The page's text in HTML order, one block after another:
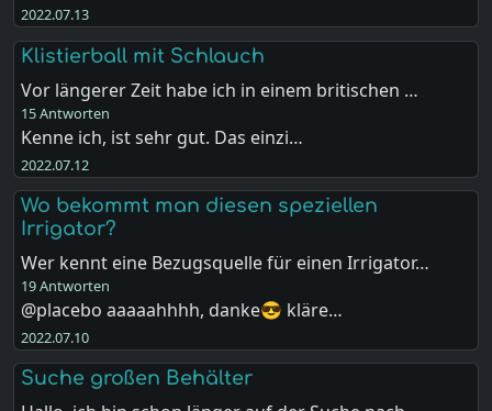
2022.07.13
Klistierball mit Schlauch
Vor längerer Zeit habe ich in einem britischen …
15 Antworten
Kenne ich, ist sehr gut. Das einzi…
2022.07.12
Wo bekommt man diesen speziellen
Irrigator?
Wer kennt eine Bezugsquelle für einen Irrigator…
19 Antworten
@placebo aaaaahhhh, danke😎 kläre…
2022.07.10
Suche großen Behälter